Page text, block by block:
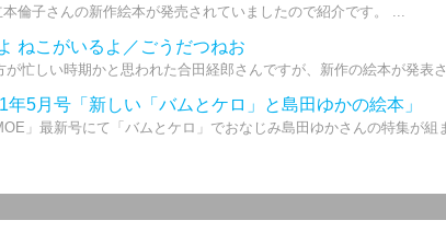
倫子さんの新作絵本が発売されていましたので紹介です。 ...
ねこがいるよ／ごうだつねお
が忙しい時期かと思われた合田経郎さんですが、新作の絵本が発表
年5月号「新しい「バムとケロ」と島田ゆかの絵本」
」最新号にて「バムとケロ」でおなじみ島田ゆかさんの特集が組